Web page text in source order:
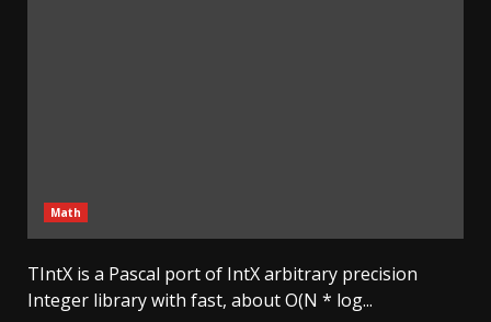
Math
TIntX is a Pascal port of IntX arbitrary precision
Integer library with fast, about O(N * log...